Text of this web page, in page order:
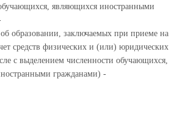
являющихся иностранными
образовании, заключаемых при приеме на
средств физических и (или) юридических
с выделением численности обучающихся,
гражданами) -